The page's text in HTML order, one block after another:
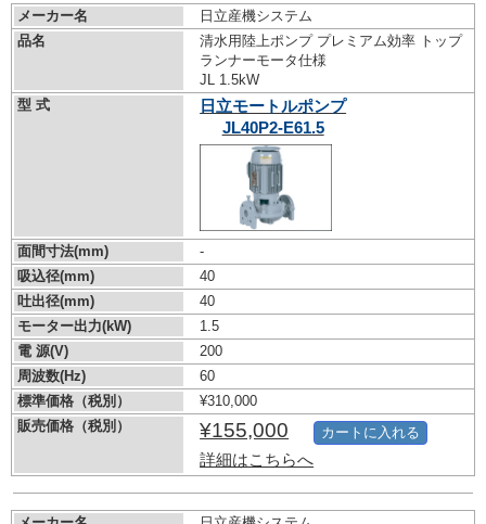
メーカー名
日立産機システム
品名
清水用陸上ポンプ プレミアム効率 トップ
ランナーモータ仕様
JL 1.5kW
型 式
日立モートルポンプ
JL40P2-E61.5
面間寸法(mm)
-
吸込径(mm)
40
吐出径(mm)
40
モーター出力(kW)
1.5
電 源(V)
200
周波数(Hz)
60
標準価格（税別）
¥310,000
販売価格（税別）
¥155,000
詳細はこちらへ
カートに入れる